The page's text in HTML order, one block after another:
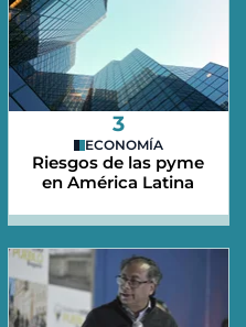
3
ECONOMÍA
Riesgos de las pyme
en América Latina